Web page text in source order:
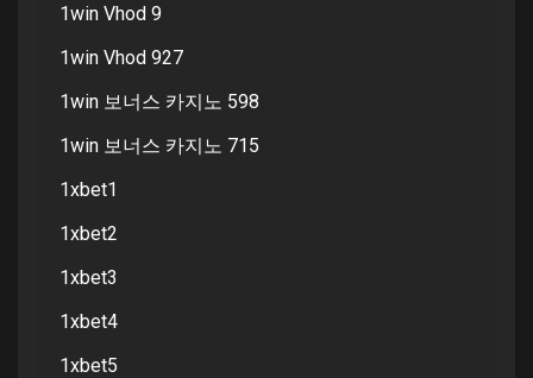
1win Vhod 9
1win Vhod 927
1win 보너스 카지노 598
1win 보너스 카지노 715
1xbet1
1xbet2
1xbet3
1xbet4
1xbet5